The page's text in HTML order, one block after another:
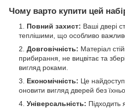
Чому варто купити цей
Повний захист: Ваші двері
теплішими, що особливо
Довговічність: Матеріал
прибирання, не вицвітає та
вигляд роками.
Економічність: Це
оновити вигляд дверей без
Універсальність: Підходить